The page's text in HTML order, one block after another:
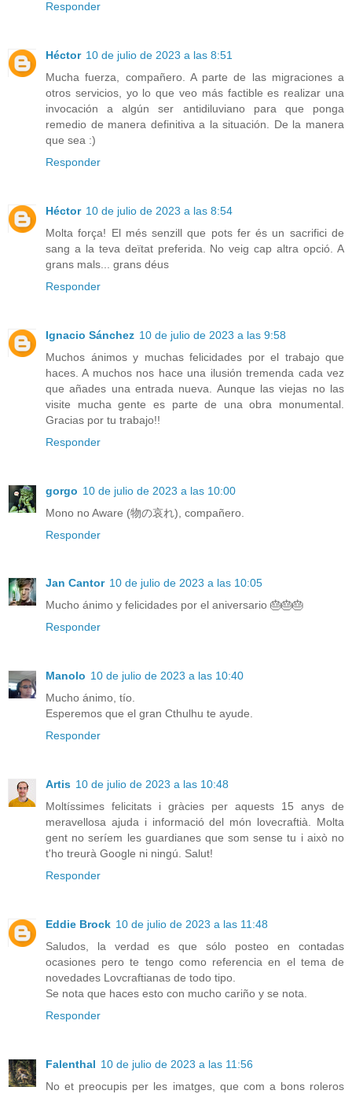
Responder
Héctor 10 de julio de 2023 a las 8:51
Mucha fuerza, compañero. A parte de las migraciones a
otros servicios, yo lo que veo más factible es realizar una
invocación a algún ser antidiluviano para que ponga
remedio de manera definitiva a la situación. De la manera
que sea :)
Responder
Héctor 10 de julio de 2023 a las 8:54
Molta força! El més senzill que pots fer és un sacrifici de
sang a la teva deïtat preferida. No veig cap altra opció. A
grans mals... grans déus
Responder
Ignacio Sánchez 10 de julio de 2023 a las 9:58
Muchos ánimos y muchas felicidades por el trabajo que
haces. A muchos nos hace una ilusión tremenda cada vez
que añades una entrada nueva. Aunque las viejas no las
visite mucha gente es parte de una obra monumental.
Gracias por tu trabajo!!
Responder
gorgo 10 de julio de 2023 a las 10:00
Mono no Aware (物の哀れ), compañero.
Responder
Jan Cantor 10 de julio de 2023 a las 10:05
Mucho ánimo y felicidades por el aniversario 🎂🎂🎂
Responder
Manolo 10 de julio de 2023 a las 10:40
Mucho ánimo, tío.
Esperemos que el gran Cthulhu te ayude.
Responder
Artis 10 de julio de 2023 a las 10:48
Moltíssimes felicitats i gràcies per aquests 15 anys de
meravellosa ajuda i informació del món lovecraftià. Molta
gent no seríem les guardianes que som sense tu i això no
t'ho treurà Google ni ningú. Salut!
Responder
Eddie Brock 10 de julio de 2023 a las 11:48
Saludos, la verdad es que sólo posteo en contadas
ocasiones pero te tengo como referencia en el tema de
novedades Lovcraftianas de todo tipo.
Se nota que haces esto con mucho cariño y se nota.
Responder
Falenthal 10 de julio de 2023 a las 11:56
No et preocupis per les imatges, que com a bons roleros